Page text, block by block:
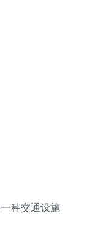
种交通设施